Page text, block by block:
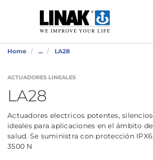
Home ... LA28
ACTUADORES LINEALES
LA28
Actuadores electricos potentes,
ideales para aplicaciones en el ámbito
salud. Se suministra con protección
3500 N